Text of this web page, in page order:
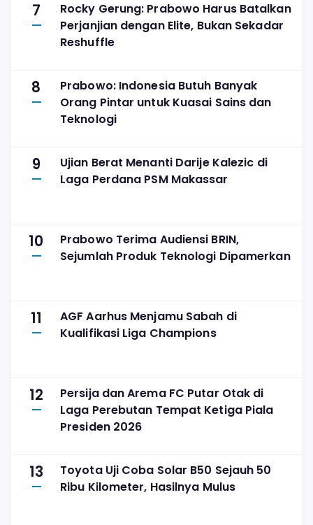
7
Rocky Gerung: Prabowo Harus Batalkan
Perjanjian dengan Elite, Bukan Sekadar
Reshuffle
8
Prabowo: Indonesia Butuh Banyak
Orang Pintar untuk Kuasai Sains dan
Teknologi
9
Ujian Berat Menanti Darije Kalezic di
Laga Perdana PSM Makassar
10
Prabowo Terima Audiensi BRIN,
Sejumlah Produk Teknologi Dipamerkan
11
AGF Aarhus Menjamu Sabah di
Kualifikasi Liga Champions
12
Persija dan Arema FC Putar Otak di
Laga Perebutan Tempat Ketiga Piala
Presiden 2026
13
Toyota Uji Coba Solar B50 Sejauh 50
Ribu Kilometer, Hasilnya Mulus